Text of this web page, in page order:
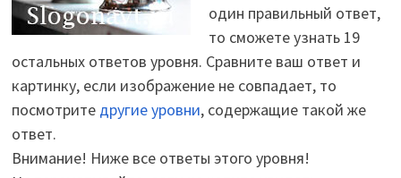
один правильный ответ,
то сможете узнать 19
остальных ответов уровня. Сравните ваш ответ и
картинку, если изображение не совпадает, то
посмотрите другие уровни, содержащие такой же
ответ.
Внимание! Ниже все ответы этого уровня!